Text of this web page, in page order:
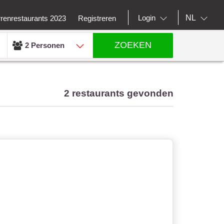
2023 Registreren Login NL
2 Personen ZOEKEN
2 restaurants gevonden